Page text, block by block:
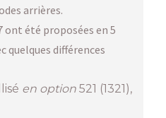
arrières.
ont été proposées en 5
quelques différences
en option 521 (1321),